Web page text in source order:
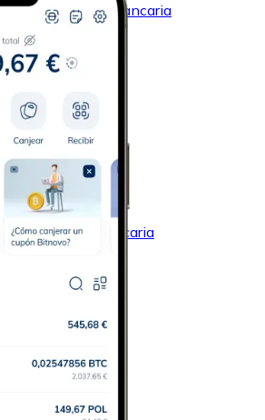
transferencia bancaria
transferencia bancaria